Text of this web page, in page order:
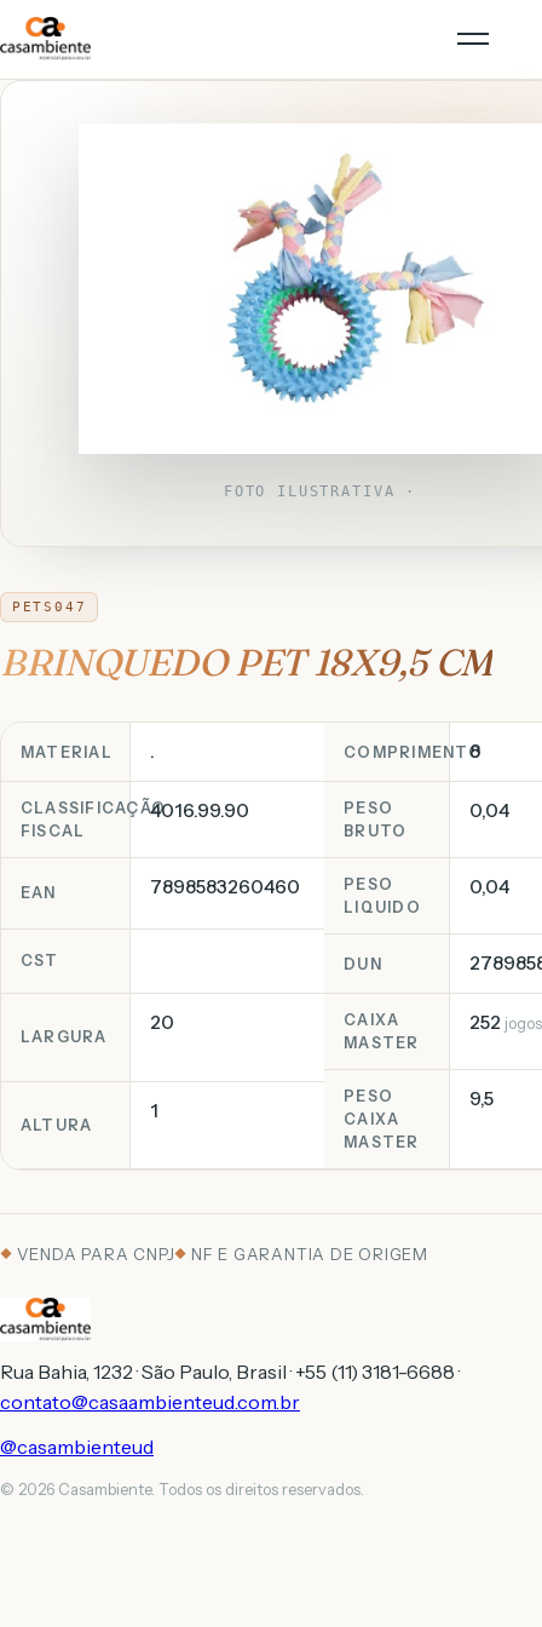
FOTO ILUSTRATIVA ·
PETS047
BRINQUEDO PET 18X9,5 CM
MATERIAL .
CLASSIFICAÇÃO
FISCAL
4016.99.90
COMPRIMENTO
8
PESO
BRUTO
0,04
EAN 7898583260460
CST
PESO
LIQUIDO
0,04
DUN
LARGURA
20
ALTURA
1
CAIXA
MASTER
252 jogos
PESO
CAIXA
MASTER
9,5
VENDA PARA CNPJ NF E GARANTIA DE ORIGEM
Rua Bahia, 1232 · São Paulo, Brasil · +55 (11) 3181-6688 ·
contato@casaambienteud.com.br
@casambienteud
© 2026 Casambiente. Todos os direitos reservados.